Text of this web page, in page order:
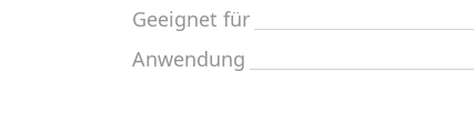
Geeignet für
Anwendung